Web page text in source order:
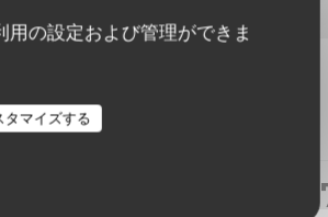
の設定および管理ができま
タマイズする